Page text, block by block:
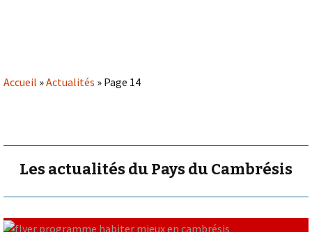
Accueil »Actualités » Page 14
Les actualités du Pays du Cambrésis